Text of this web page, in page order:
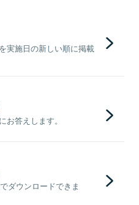
実施日の新しい順に掲載
答えします。
ダウンロードできま